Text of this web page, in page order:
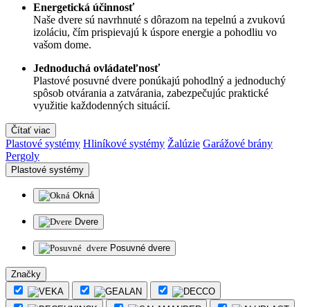
Energetická účinnosť
Naše dvere sú navrhnuté s dôrazom na tepelnú a zvukovú
izoláciu, čím prispievajú k úspore energie a pohodliu vo
vašom dome.
Jednoduchá ovládateľnosť
Plastové posuvné dvere ponúkajú pohodlný a jednoduchý
spôsob otvárania a zatvárania, zabezpečujúc praktické
využitie každodenných situácií.
Čítať viac
Plastové systémy Hliníkové systémy Žalúzie Garážové brány
Pergoly
Plastové systémy
Okná
Dvere
Posuvné dvere
Značky